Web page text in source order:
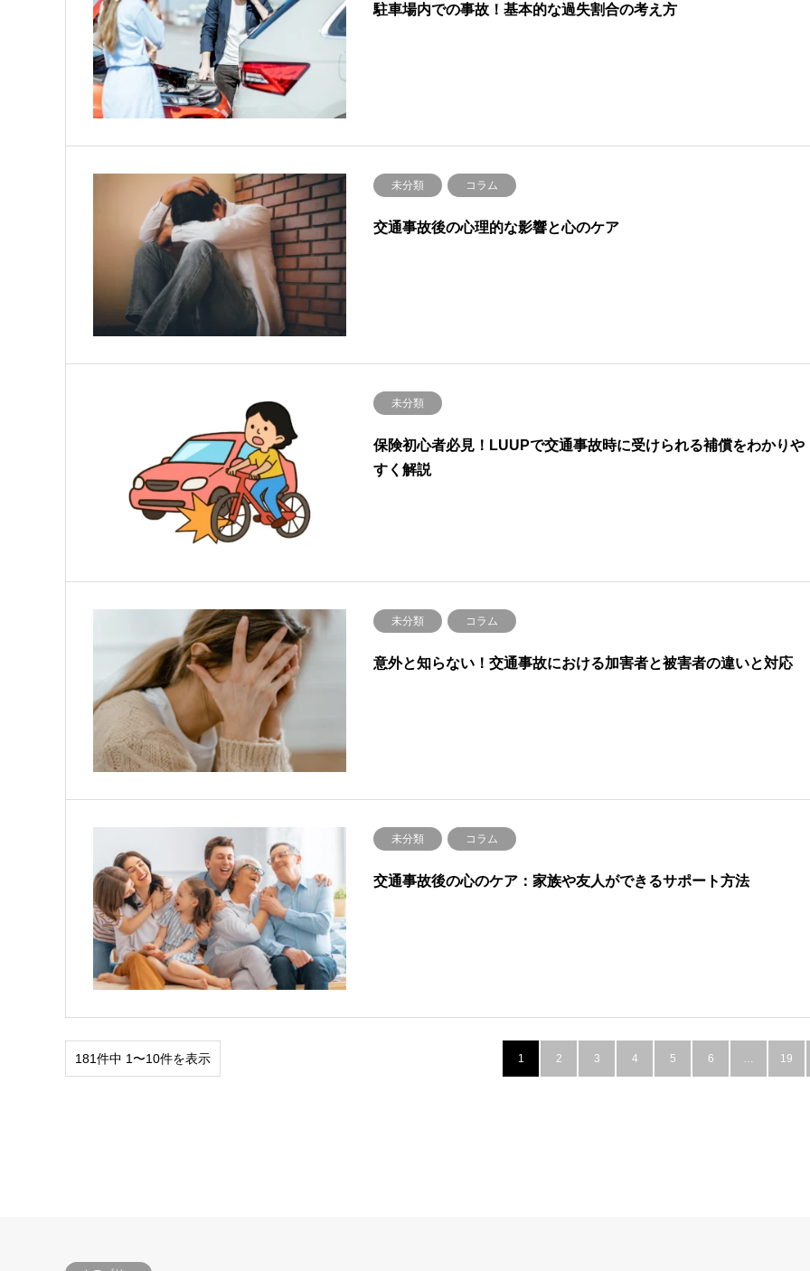
駐車場内での事故！基本的な過失割合の考え方
未分類 コラム
交通事故後の心理的な影響と心のケア
未分類
保険初心者必見！LUUPで交通事故時に受けられる補償をわかりや
すく解説
未分類 コラム
意外と知らない！交通事故における加害者と被害者の違いと対応
未分類 コラム
交通事故後の心のケア：家族や友人ができるサポート方法
181件中 1〜10件を表示 1 2 3 4 5 6 … 19